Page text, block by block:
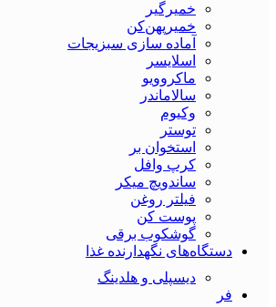
خمیرگیر
خمیر‌پهن‌کن
آماده سازی سبزیجات
اسلایسر
ماکروویو
سالاماندر
وکیوم
توستر
استخوان بر
کرپ وافل
ساندویچ میکر
فیلتر روغن
پوست کن
گوشکوب برقی
دستگاه‌های نگهدارنده غذا
دیسپلی و هلدینگ
فر